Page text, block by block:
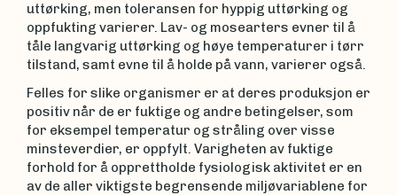
uttørking, men toleransen for hyppig uttørking og
oppfukting varierer. Lav- og mosearters evner til å
tåle langvarig uttørking og høye temperaturer i tørr
tilstand, samt evne til å holde på vann, varierer også.
Felles for slike organismer er at deres produksjon er
positiv når de er fuktige og andre betingelser, som
for eksempel temperatur og stråling over visse
minsteverdier, er oppfylt. Varigheten av fuktige
forhold for å opprettholde fysiologisk aktivitet er en
av de aller viktigste begrensende miljøvariablene for